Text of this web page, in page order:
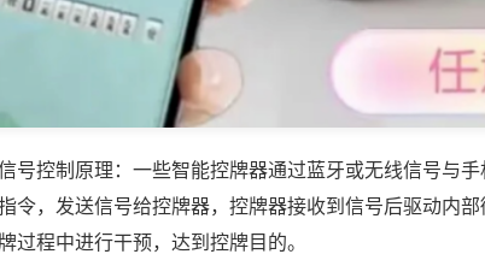
号控制原理：一些智能控牌器通过蓝牙或无线信号与
令，发送信号给控牌器，控牌器接收到信号后驱动内
过程中进行干预，达到控牌目的。